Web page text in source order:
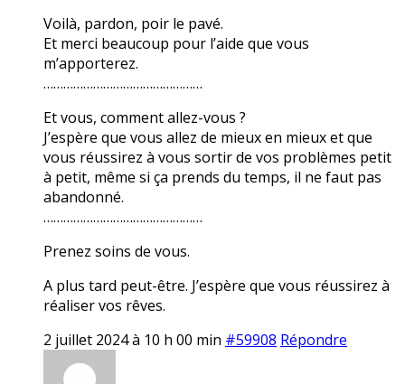
Voilà, pardon, poir le pavé.
Et merci beaucoup pour l’aide que vous
m’apporterez.
…………………………………………
Et vous, comment allez-vous ?
J’espère que vous allez de mieux en mieux et que
vous réussirez à vous sortir de vos problèmes petit
à petit, même si ça prends du temps, il ne faut pas
abandonné.
…………………………………………
Prenez soins de vous.
A plus tard peut-être. J’espère que vous réussirez à
réaliser vos rêves.
2 juillet 2024 à 10 h 00 min #59908 Répondre